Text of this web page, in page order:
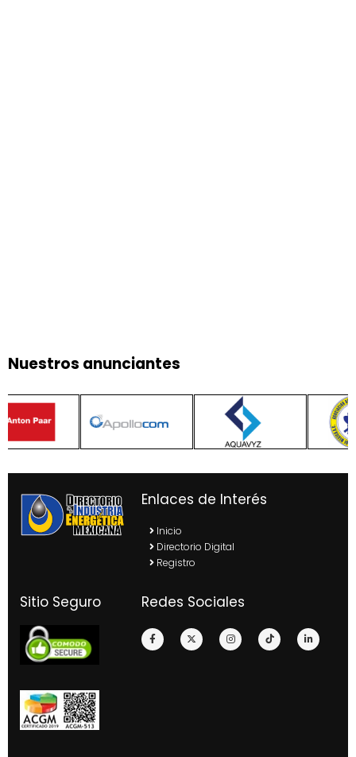
Nuestros anunciantes
Enlaces de Interés
Inicio
Directorio Digital
Registro
Sitio Seguro Redes Sociales